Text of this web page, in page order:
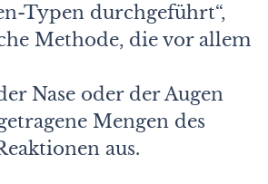
Typen durchgeführt“,
Methode, die vor allem
Nase oder der Augen
Mengen des
aus.